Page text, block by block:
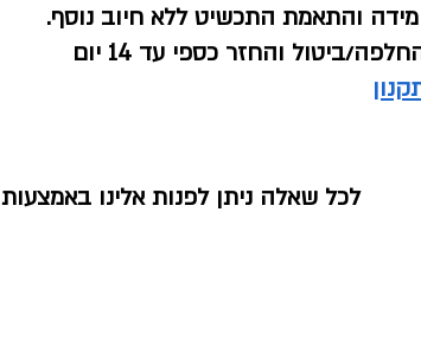
מידה והתאמת התכשיט ללא חיוב נוסף.
ביטול והחזר כספי עד 14 יום
לכל שאלה ניתן לפנות אלינו באמצעות